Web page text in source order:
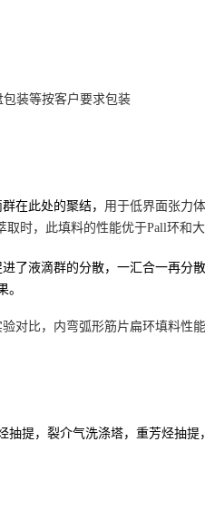
装等按客户要求包装
在此处的聚结， 用于低界面张力
时，此填料的性能优于Pall环和大
了液滴群的分散， 一汇合一再分
。
验对比， 内弯弧形筋片扁环填料性
提，裂介气洗涤塔，重芳烃抽